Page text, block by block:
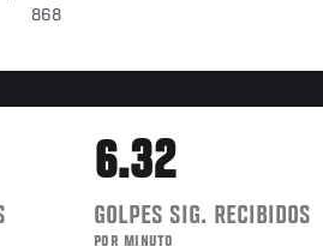
868
6.32
GOLPES SIG. RECIBIDOS
POR MINUTO